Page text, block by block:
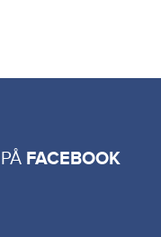
FACEBOOK